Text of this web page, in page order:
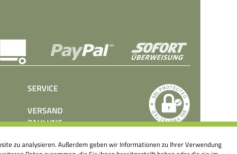
SERVICE
VERSAND
ZAHLUNG
PRESSE
zu analysieren. Außerdem geben wir Informationen zu Ihrer Verwendung